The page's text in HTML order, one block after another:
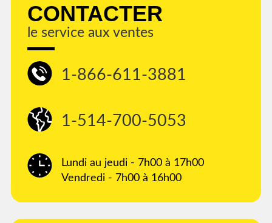
CONTACTER
le service aux ventes
1-866-611-3881
1-514-700-5053
Lundi au jeudi - 7h00 à 17h00
Vendredi - 7h00 à 16h00